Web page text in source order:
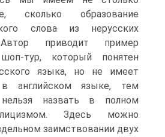
сколько образование
слова из нерусских
приводит пример
шоп-тур, который понятен
языка, но не имеет
в английском языке, тем
назвать в полном
Здесь можно
заимствовании двух